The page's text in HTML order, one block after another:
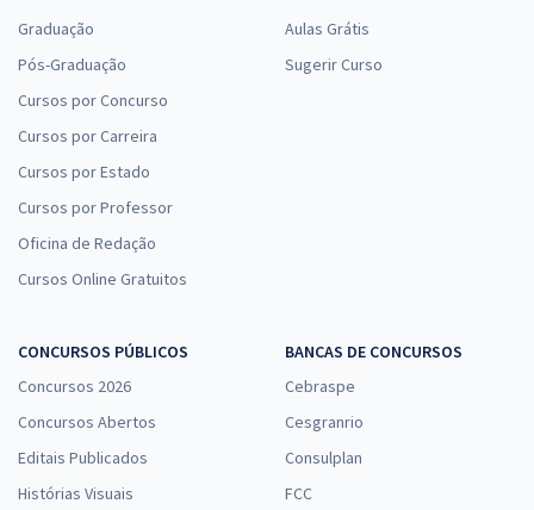
Graduação
Pós-Graduação
Cursos por Concurso
Cursos por Carreira
Cursos por Estado
Cursos por Professor
Oficina de Redação
Cursos Online Gratuitos
Aulas Grátis
Sugerir Curso
CONCURSOS PÚBLICOS
Concursos 2026
Concursos Abertos
Editais Publicados
Histórias Visuais
BANCAS DE CONCURSOS
Cebraspe
Cesgranrio
Consulplan
FCC